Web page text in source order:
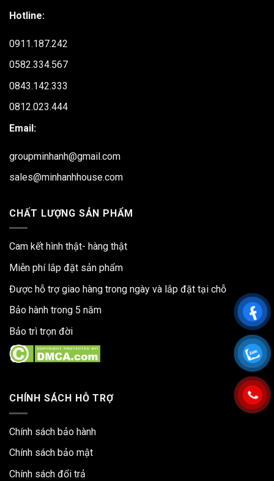
Hotline:
0911.187.242
0582.334.567
0843.142.333
0812.023.444
Email:
groupminhanh@gmail.com
sales@minhanhhouse.com
CHẤT LƯỢNG SẢN PHẨM
Cam kết hình thật- hàng thật
Miễn phí lắp đặt sản phẩm
Được hỗ trợ giao hàng trong ngày và lắp đặt tại chỗ
Bảo hành trong 5 năm
Bảo trì trọn đời
CHÍNH SÁCH HỖ TRỢ
Chính sách bảo hành
Chính sách bảo mật
Chính sách đổi trả